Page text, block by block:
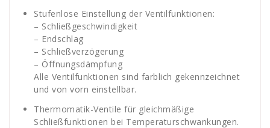
Stufenlose Einstellung der Ventilfunktionen:
– Schließgeschwindigkeit
– Endschlag
– Schließverzögerung
– Öffnungsdämpfung
Alle Ventilfunktionen sind farblich gekennzeichnet
und von vorn einstellbar.
Thermomatik-Ventile für gleichmäßige
Schließfunktionen bei Temperaturschwankungen.